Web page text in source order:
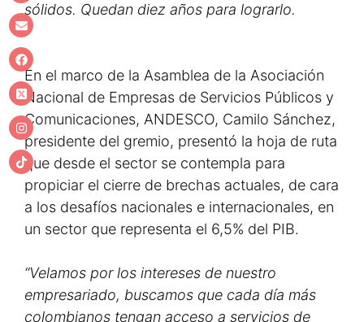
sólidos. Quedan diez años para lograrlo.
En el marco de la Asamblea de la Asociación
Nacional de Empresas de Servicios Públicos y
Comunicaciones, ANDESCO, Camilo Sánchez,
presidente del gremio, presentó la hoja de ruta
que desde el sector se contempla para
propiciar el cierre de brechas actuales, de cara
a los desafíos nacionales e internacionales, en
un sector que representa el 6,5% del PIB.
“Velamos por los intereses de nuestro
empresariado, buscamos que cada día más
colombianos tengan acceso a servicios de